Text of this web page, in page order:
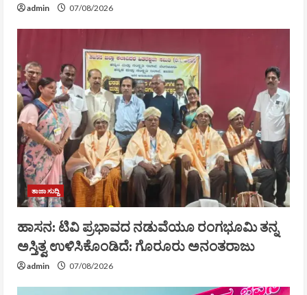
admin 07/08/2026
ತಾಜಾ ಸುದ್ದಿ
ಹಾಸನ: ಟಿವಿ ಪ್ರಭಾವದ ನಡುವೆಯೂ ರಂಗಭೂಮಿ ತನ್ನ
ಅಸ್ತಿತ್ವ ಉಳಿಸಿಕೊಂಡಿದೆ: ಗೊರೂರು ಅನಂತರಾಜು
admin 07/08/2026